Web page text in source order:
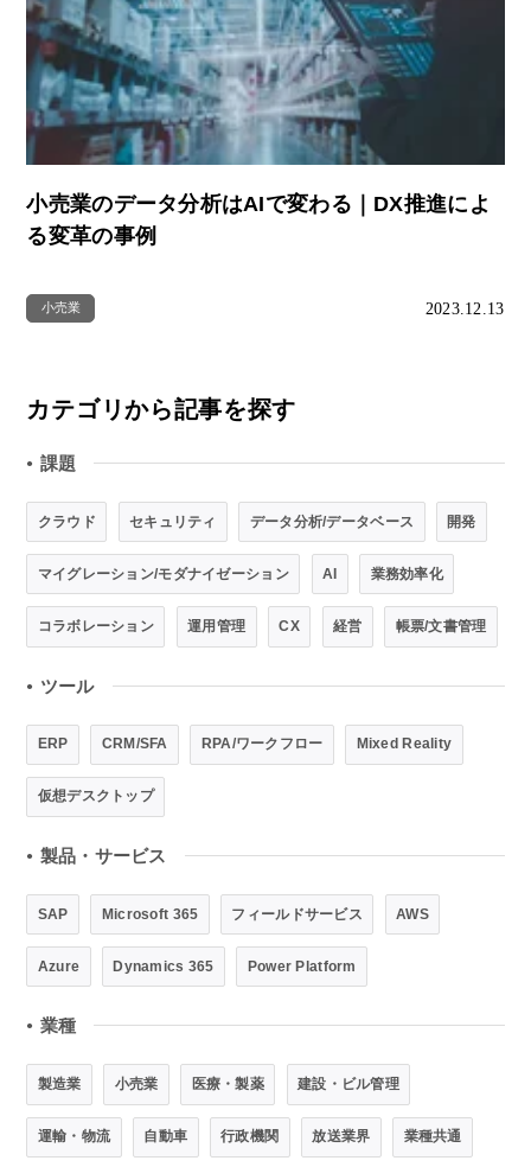
小売業のデータ分析はAIで変わる｜DX推進によ
る変革の事例
小売業 2023.12.13
カテゴリから記事を探す
● 課題
クラウド セキュリティ データ分析/データベース 開発
マイグレーション/モダナイゼーション AI 業務効率化
コラボレーション 運用管理 CX 経営 帳票/文書管理
● ツール
ERP CRM/SFA RPA/ワークフロー Mixed Reality
仮想デスクトップ
● 製品・サービス
SAP Microsoft 365 フィールドサービス AWS
Azure Dynamics 365 Power Platform
● 業種
製造業 小売業 医療・製薬 建設・ビル管理
運輸・物流 自動車 行政機関 放送業界 業種共通